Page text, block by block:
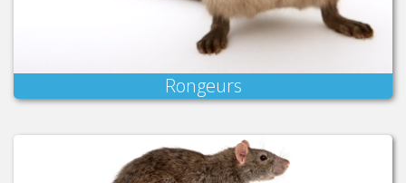
Rongeurs